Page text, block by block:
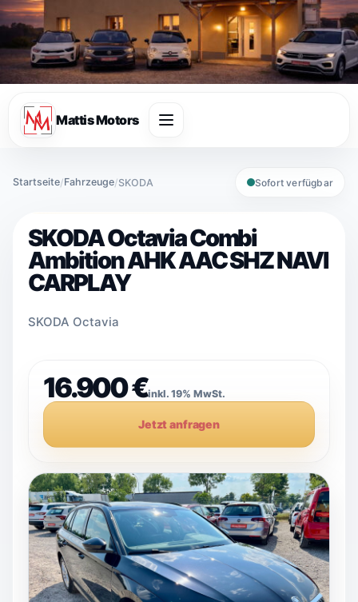
Mattis Motors
Startseite/Fahrzeuge/SKODA Sofort verfügbar
SKODA Octavia Combi
Ambition AHK AAC SHZ NAVI
CARPLAY
SKODA Octavia
16.900 €inkl. 19% MwSt.
Jetzt anfragen